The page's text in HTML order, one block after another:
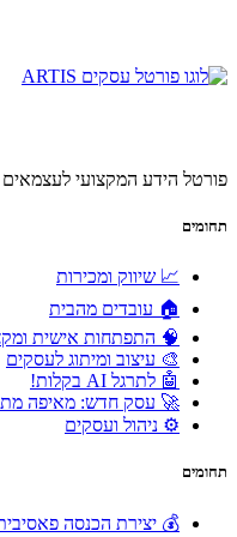
פורטל הידע המקצועי
תחומים
📈 שיווק ומכירות
🏠 עובדים מהבית
🧠 התפתחות אישית
🎨 עיצוב ומיתוג לעסקים
🤖 לתרגל AI בקלות!
🚀 עסק חדש: מאיפה
⚙️ ניהול ועסקים
תחומים
💰 יצירת הכנסה